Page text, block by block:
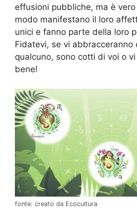
effusioni pubbliche, ma è
modo manifestano il loro
unici e fanno parte della loro
Fidatevi, se vi abbracceranno
qualcuno, sono cotti di voi o
bene!
fonte: creato da Ecocultura